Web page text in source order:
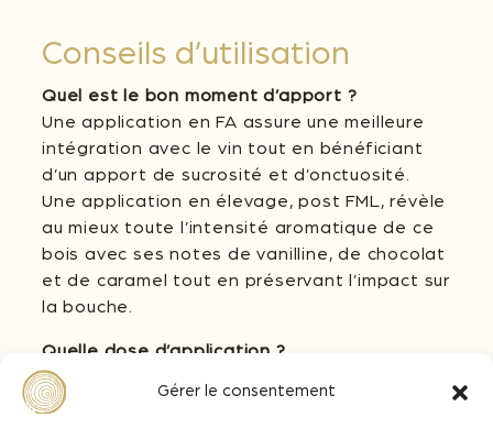
Gérer le consentement
Conseils d’utilisation
Quel est le bon moment d’apport ?
Une application en FA assure une meilleure
intégration avec le vin tout en bénéficiant
d’un apport de sucrosité et d’onctuosité.
Une application en élevage, post FML, révèle
au mieux toute l’intensité aromatique de ce
bois avec ses notes de vanilline, de chocolat
et de caramel tout en préservant l’impact sur
la bouche.
Quelle dose d’application ?
Le dosage du Stick Inside Médium est à
adapter selon l’objectif œnologique